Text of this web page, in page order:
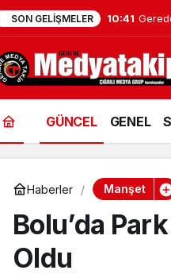
SON GELIŞMELER 9:59
GÜNCEL GENEL
Haberler Manşet
Bolu’da
Oldu